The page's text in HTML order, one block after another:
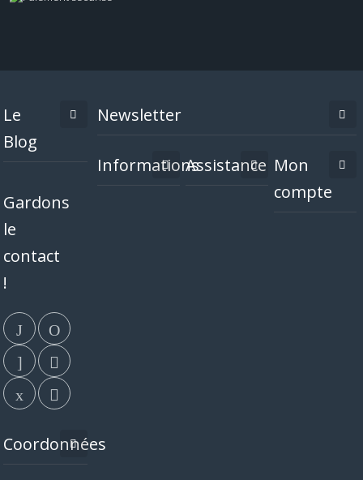
Le
Blog
Gardons
le
contact
!
Coordonnées
Newsletter
InformationsAssistance Mon
compte